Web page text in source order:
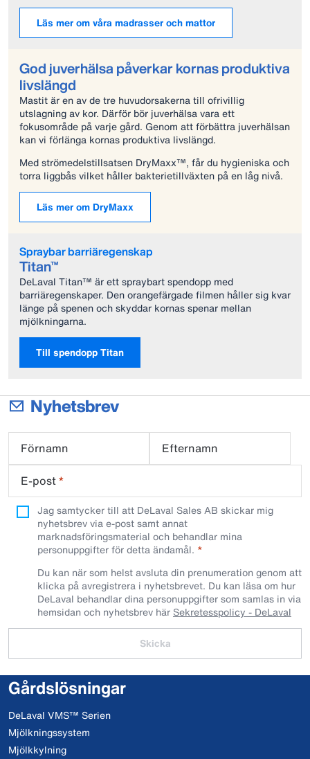
Läs mer om våra madrasser och mattor
God juverhälsa påverkar kornas produktiva
livslängd
Mastit är en av de tre huvudorsakerna till ofrivillig
utslagning av kor. Därför bör juverhälsa vara ett
fokusområde på varje gård. Genom att förbättra juverhälsan
kan vi förlänga kornas produktiva livslängd.
Med strömedelstillsatsen DryMaxx™, får du hygieniska och
torra liggbås vilket håller bakterietillväxten på en låg nivå.
Läs mer om DryMaxx
Spraybar barriäregenskap
Titan™
DeLaval Titan™ är ett spraybart spendopp med
barriäregenskaper. Den orangefärgade filmen håller sig kvar
länge på spenen och skyddar kornas spenar mellan
mjölkningarna.
Till spendopp Titan
Nyhetsbrev
Förnamn
Efternamn
E-post*
Jag samtycker till att DeLaval Sales AB skickar mig
nyhetsbrev via e-post samt annat
marknadsföringsmaterial och behandlar mina
personuppgifter för detta ändamål.
Du kan när som helst avsluta din prenumeration genom att
klicka på avregistrera i nyhetsbrevet. Du kan läsa om hur
DeLaval behandlar dina personuppgifter som samlas in via
hemsidan och nyhetsbrev här Sekretesspolicy - DeLaval
Skicka
Gårdslösningar
DeLaval VMS™ Serien
Mjölkningssystem
Mjölkkylning